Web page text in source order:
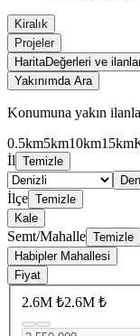
Kiralık
Projeler
HaritaDeğerleri ve
Yakınımda Ara
Konumuna yakın
0.5km5km10km15km
İl Temizle
İlçe Temizle
Kale
Semt/Mahalle Temizle
Habipler Mahallesi
Fiyat
2.6M ₺2.6M ₺